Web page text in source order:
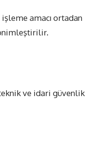
amacı ortadan
ve idari güvenlik